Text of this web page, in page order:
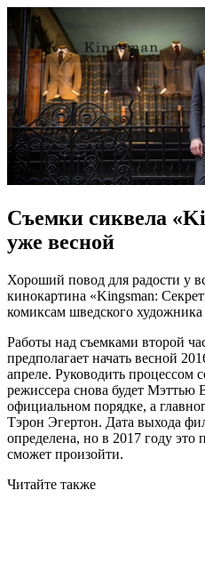
Съемки сиквела
уже весной
Хороший повод для радости у
кинокартина «Kingsman:
комиксам шведского
Работы над съемками второй
предполагает начать весной
апреле. Руководить процессом
режиссера снова будет Мэттью
официальном порядке, а
Тэрон Эгертон. Дата выхода
определена, но в 2017 году это
сможет произойти.
Читайте также